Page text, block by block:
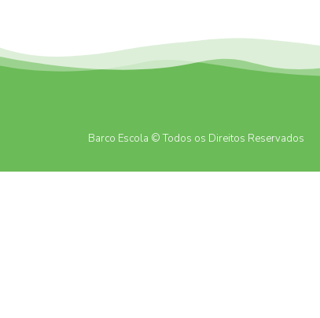
Barco Escola © Todos os Direitos Reservados